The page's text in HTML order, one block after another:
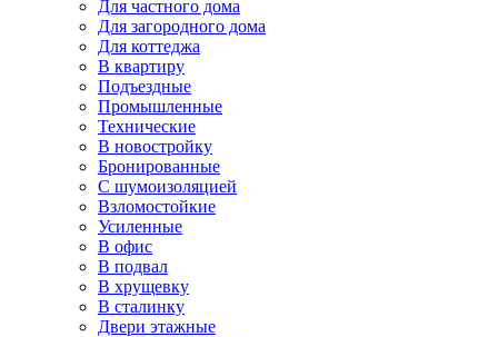
Для частного дома
Для загородного дома
Для коттеджа
В квартиру
Подъездные
Промышленные
Технические
В новостройку
Бронированные
С шумоизоляцией
Взломостойкие
Усиленные
В офис
В подвал
В хрущевку
В сталинку
Двери этажные